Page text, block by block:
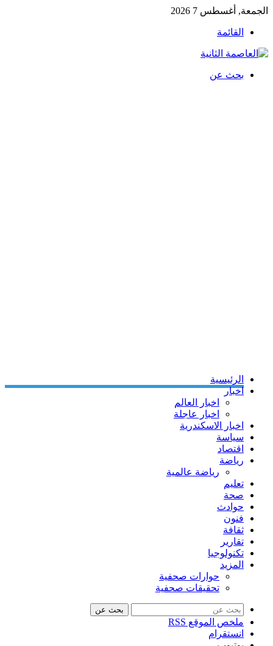
الجمعة, أغسطس 7 2026
القائمة
بحث عن
الرئيسية
اخبار
اخبار العالم
اخبار عاجلة
اخبار الاسكندرية
سياسة
اقتصاد
رياضة
رياضة عالمية
تعليم
صحة
حوادث
فنون
ثقافة
تقارير
تكنولوجيا
المزيد
حوارات صحفية
تحقيقات صحفية
بحث عن
ملخص الموقع RSS
انستقرام